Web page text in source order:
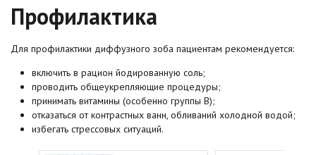
Профилактика
Для профилактики диффузного зоба пациентам рекомендуется:
включить в рацион йодированную соль;
проводить общеукрепляющие процедуры;
принимать витамины (особенно группы В);
отказаться от контрастных ванн, обливаний холодной водой;
избегать стрессовых ситуаций.